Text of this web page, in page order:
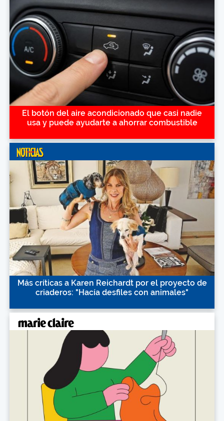
El botón del aire acondicionado que casi nadie
usa y puede ayudarte a ahorrar combustible
Más críticas a Karen Reichardt por el proyecto de
criaderos: "Hacía desfiles con animales"